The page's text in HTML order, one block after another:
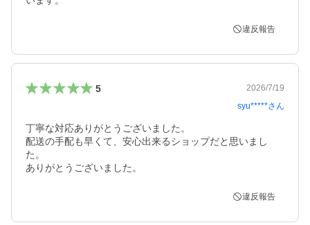
違反報告
5
2026/7/19
syu*****さん
丁寧な対応ありがとうございました。
配送の手配も早くて、安心出来るショップだと思いまし
た。
違反報告